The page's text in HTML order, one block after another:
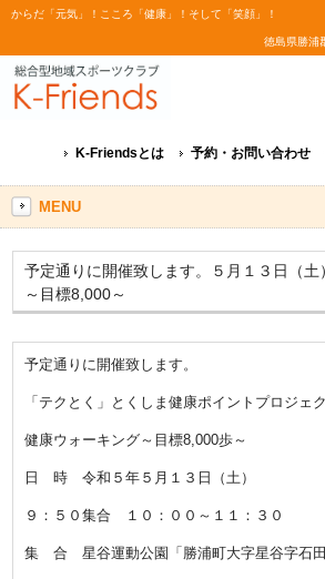
からだ「元気」！こころ「健康」！そして「笑顔」！
徳島県勝浦
K-Friendsとは 予約・お問い合わせ
MENU
予定通りに開催致します。５月１３日（
～目標8,000～
予定通りに開催致します。
「テクとく」とくしま健康ポイントプロジェ
健康ウォーキング～目標8,000歩～
日 時 令和５年５月１３日（土）
９：５０集合 １０：００～１１：３０
集 合 星谷運動公園「勝浦町大字星谷字石田